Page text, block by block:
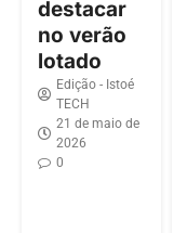
destacar
no verão
lotado
Edição - Istoé
TECH
21 de maio de
2026
0